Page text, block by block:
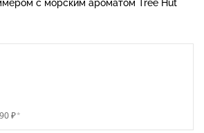
с морским ароматом Tree Hut
₽*